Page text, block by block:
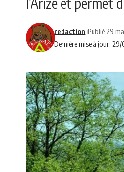
Dernière mise à jour: 29/
redaction Publié 29